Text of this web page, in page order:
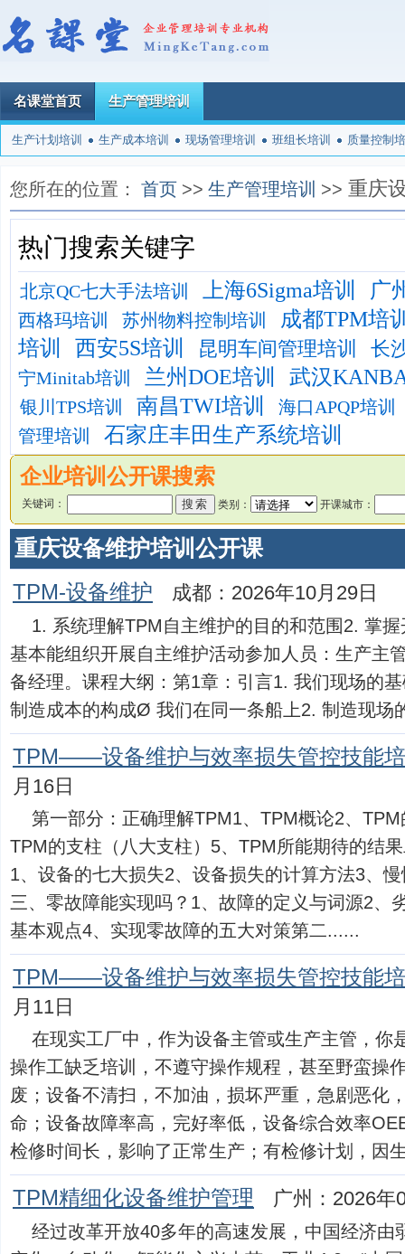
名课堂首页 生产管理培训
生产计划培训 生产成本培训 现场管理培训 班组长培训 质量控制
您所在的位置： 首页 >> 生产管理培训 >> 重庆
热门搜索关键字
北京QC七大手法培训 上海6Sigma培训 广
西格玛培训 苏州物料控制培训
成都TPM培
培训
西安5S培训 昆明车间管理培训 长
宁Minitab培训 兰州DOE培训 武汉
银川TPS培训 南昌TWI培训
海口APQP培训
管理培训
石家庄丰田生产系统培训
企业培训公开课搜索
关键词： 类别： 开课城市：
重庆设备维护培训公开课
TPM-设备维护 成都：2026年10月29日
1. 系统理解TPM自主维护的目的和范围2. 掌
基本能组织开展自主维护活动参加人员：生产主
备经理。课程大纲：第1章：引言1. 我们现场的
制造成本的构成Ø 我们在同一条船上2. 制造现场
TPM——设备维护与效率损失管控技能
月16日
第一部分：正确理解TPM1、TPM概论2、
TPM的支柱（八大支柱）5、TPM所能期待的结
1、设备的七大损失2、设备损失的计算方法3、
三、零故障能实现吗？1、故障的定义与词源2、
基本观点4、实现零故障的五大对策第二......
TPM——设备维护与效率损失管控技能
月11日
在现实工厂中，作为设备主管或生产主管，你
操作工缺乏培训，不遵守操作规程，甚至野蛮操
废；设备不清扫，不加油，损坏严重，急剧恶化
命；设备故障率高，完好率低，设备综合效率
检修时间长，影响了正常生产；有检修计划，因
TPM精细化设备维护管理 广州：2026年
经过改革开放40多年的高速发展，中国经济由